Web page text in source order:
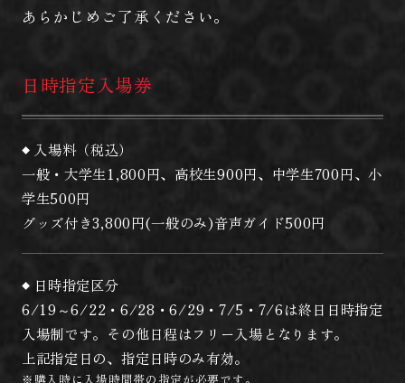
あらかじめご了承ください。
日時指定入場券
入場料（税込）
一般・大学生1,800円、高校生900円、中学生700円、小
学生500円
グッズ付き3,800円(一般のみ)音声ガイド500円
日時指定区分
6/19～6/22・6/28・6/29・7/5・7/6は終日日時指定
入場制です。その他日程はフリー入場となります。
上記指定日の、指定日時のみ有効。
※購入時に入場時間帯の指定が必要です。